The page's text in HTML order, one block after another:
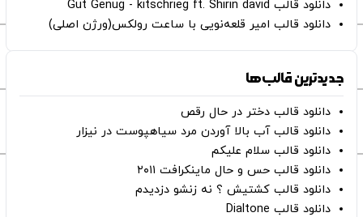
دانلود قالب Gut Genug - kitschrieg ft. Shirin david
دانلود قالب امیر قلعه‌نویی با ساعت رولکس(ورژن اصلی)
جدیدترین قالب‌ها
دانلود قالب دختر در حال رقص
دانلود قالب آب بالا آوردن مرد سیاهپوست در نیزار
دانلود قالب سلام علیکم
دانلود قالب حس و حال ماینکرافت ۲۰۱۱
دانلود قالب کشتیش ؟ نه زنشو دزدیدم
دانلود قالب Dialtone